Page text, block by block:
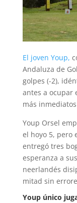
El joven Youp,
Andaluza de
golpes (-2),
antes a ocupar
más
Youp Orsel
el hoyo 5, pero
entregó tres
esperanza a
neerlandés
mitad sin
Youp único